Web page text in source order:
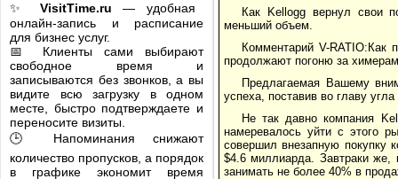
✨ VisitTime.ru — удобная
онлайн-запись и расписание
для бизнес услуг.
📅 Клиенты сами выбирают
свободное время и
записываются без звонков, а вы
видите всю загрузку в одном
месте, быстро подтверждаете и
переносите визиты.
🕒 Напоминания снижают
количество пропусков, а порядок
в графике экономит время
Как Kellogg вернул свои
меньший объем.
Комментарий V-RATIO:Как
продолжают погоню за
Предлагаемая Вашему
успеха, поставив во главу
Не так давно компания
намеревалось уйти с этого
совершил внезапную покупку
$4.6 миллиарда. Завтраки же,
занимать не более 40% в